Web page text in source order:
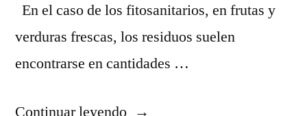
En el caso de los fitosanitarios, en frutas y
verduras frescas, los residuos suelen
encontrarse en cantidades …
Continuar leyendo“¿Qué